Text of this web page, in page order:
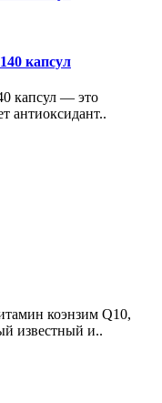
капсул
капсул — это
антиоксидант..
коэнзим Q10,
известный и..